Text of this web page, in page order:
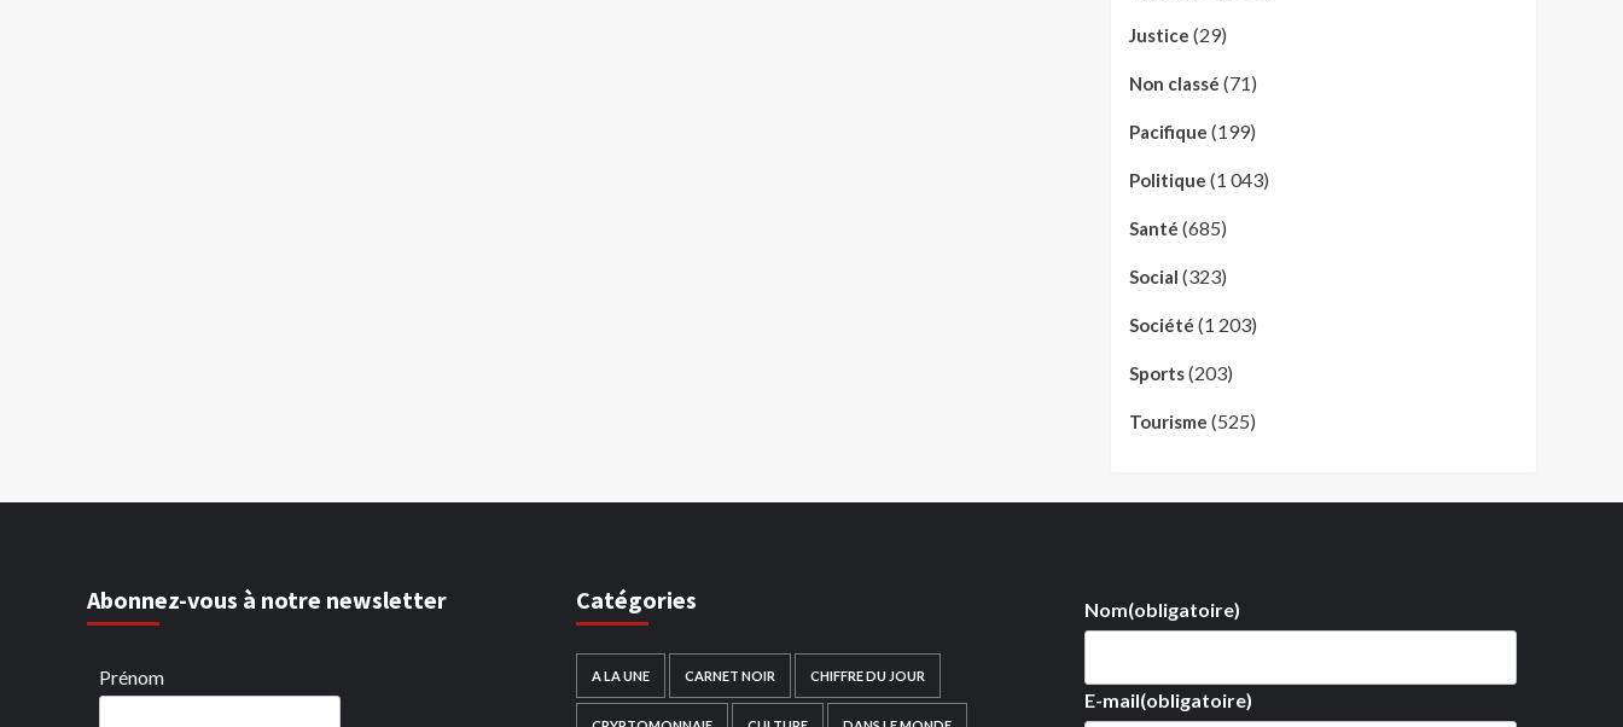
Justice (29)
Non classé (71)
Pacifique (199)
Politique (1 043)
Santé (685)
Social (323)
Société (1 203)
Sports(203)
Tourisme (525)
Abonnez-vous à notre newsletter
Prénom
Catégories
A LA UNE CARNET NOIR CHIFFRE DU JOUR
Nom(obligatoire)
E-mail(obligatoire)